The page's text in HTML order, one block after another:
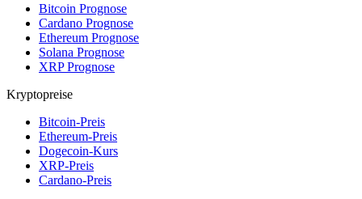
Bitcoin Prognose
Cardano Prognose
Ethereum Prognose
Solana Prognose
XRP Prognose
Kryptopreise
Bitcoin-Preis
Ethereum-Preis
Dogecoin-Kurs
XRP-Preis
Cardano-Preis